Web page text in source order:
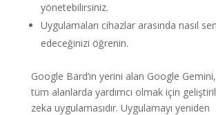
yönetebilirsiniz.
Uygulamaları cihazlar arasında nasıl
edeceğinizi öğrenin.
Google Bard’ın yerini alan Google Gemini,
tüm alanlarda yardımcı olmak için
zeka uygulamasıdır. Uygulamayı yeniden